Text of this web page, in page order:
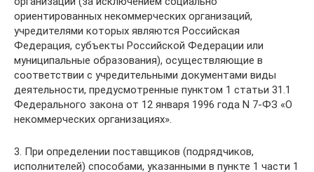
ориентированных некоммерческих организаций,
учредителями которых являются Российская
Федерация, субъекты Российской Федерации или
муниципальные образования), осуществляющие в
соответствии с учредительными документами виды
деятельности, предусмотренные пунктом 1 статьи 31.1
Федерального закона от 12 января 1996 года N 7-ФЗ «О
некоммерческих организациях».
3. При определении поставщиков (подрядчиков,
исполнителей) способами, указанными в пункте 1 части 1